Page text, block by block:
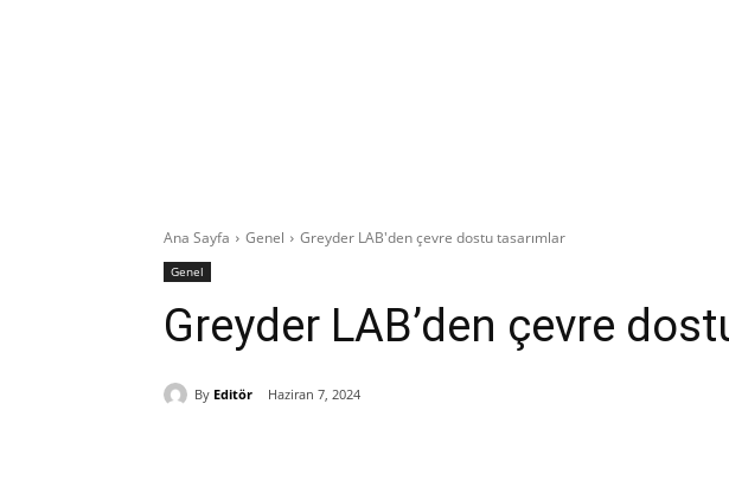
Ana Sayfa Genel Greyder LAB'den çevre dostu tasarımlar
Genel
Greyder LAB’den çevre
By Editör Haziran 7, 2024